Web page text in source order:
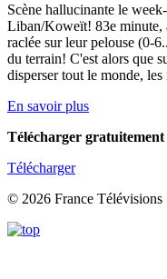
Scène hallucinante le
Liban/Koweït! 83e minute,
raclée sur leur pelouse (0-
du terrain! C'est alors que
disperser tout le monde,
En savoir plus
Télécharger
Télécharger
© 2026 France Télévisions